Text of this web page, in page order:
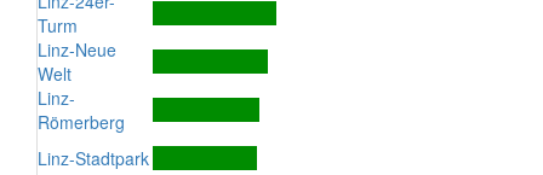
Turm
Linz-Neue
Welt
Linz-
Römerberg
Linz-Stadtpark